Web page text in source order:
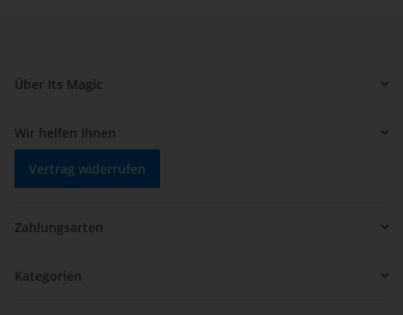
Über Its Magic
Wir helfen Ihnen
Vertrag widerrufen
Zahlungsarten
Kategorien